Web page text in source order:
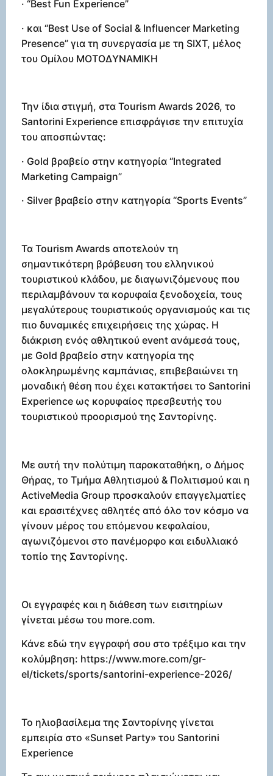
· “Best Fun Experience”
· και “Best Use of Social & Influencer Marketing
Presence” για τη συνεργασία με τη SIXT, μέλος
του Ομίλου ΜΟΤΟΔΥΝΑΜΙΚΗ
Την ίδια στιγμή, στα Tourism Awards 2026, το
Santorini Experience επισφράγισε την επιτυχία
του αποσπώντας:
· Gold βραβείο στην κατηγορία “Integrated
Marketing Campaign”
· Silver βραβείο στην κατηγορία “Sports Events”
Τα Tourism Awards αποτελούν τη
σημαντικότερη βράβευση του ελληνικού
τουριστικού κλάδου, με διαγωνιζόμενους που
περιλαμβάνουν τα κορυφαία ξενοδοχεία, τους
μεγαλύτερους τουριστικούς οργανισμούς και τις
πιο δυναμικές επιχειρήσεις της χώρας. Η
διάκριση ενός αθλητικού event ανάμεσά τους,
με Gold βραβείο στην κατηγορία της
ολοκληρωμένης καμπάνιας, επιβεβαιώνει τη
μοναδική θέση που έχει κατακτήσει το Santorini
Experience ως κορυφαίος πρεσβευτής του
τουριστικού προορισμού της Σαντορίνης.
Με αυτή την πολύτιμη παρακαταθήκη, ο Δήμος
Θήρας, το Τμήμα Αθλητισμού & Πολιτισμού και η
ActiveMedia Group προσκαλούν επαγγελματίες
και ερασιτέχνες αθλητές από όλο τον κόσμο να
γίνουν μέρος του επόμενου κεφαλαίου,
αγωνιζόμενοι στο πανέμορφο και ειδυλλιακό
τοπίο της Σαντορίνης.
Οι εγγραφές και η διάθεση των εισιτηρίων
γίνεται μέσω του more.com.
Κάνε εδώ την εγγραφή σου στο τρέξιμο και την
κολύμβηση: https://www.more.com/gr-
el/tickets/sports/santorini-experience-2026/
Το ηλιοβασίλεμα της Σαντορίνης γίνεται
εμπειρία στο «Sunset Party» του Santorini
Experience